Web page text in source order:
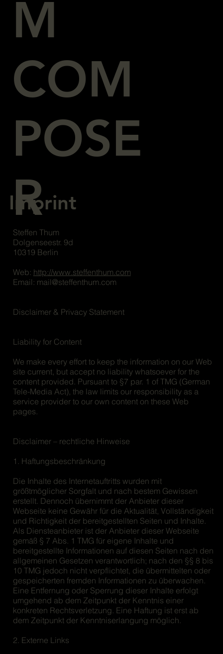
M
COM
POSE
R
Imprint
Steffen Thum
Dolgenseestr. 9d
10319 Berlin​
Web: http://www.steffenthum.com
Email: mail@steffenthum.com
Disclaimer & Privacy Statement
​​Liability for Content​
We make every effort to keep the information on our Web
site current, but accept no liability whatsoever for the
content provided. Pursuant to §7 par. 1 of TMG (German
Tele-Media Act), the law limits our responsibility as a
service provider to our own content on these Web
pages.
​Disclaimer – rechtliche Hinweise
1. Haftungsbeschränkung
Die Inhalte des Internetauftritts wurden mit
größtmöglicher Sorgfalt und nach bestem Gewissen
erstellt. Dennoch übernimmt der Anbieter dieser
Webseite keine Gewähr für die Aktualität, Vollständigkeit
und Richtigkeit der bereitgestellten Seiten und Inhalte.
Als Diensteanbieter ist der Anbieter dieser Webseite
gemäß § 7 Abs. 1 TMG für eigene Inhalte und
bereitgestellte Informationen auf diesen Seiten nach den
allgemeinen Gesetzen verantwortlich; nach den §§ 8 bis
10 TMG jedoch nicht verpflichtet, die übermittelten oder
gespeicherten fremden Informationen zu überwachen.
Eine Entfernung oder Sperrung dieser Inhalte erfolgt
umgehend ab dem Zeitpunkt der Kenntnis einer
konkreten Rechtsverletzung. Eine Haftung ist erst ab
dem Zeitpunkt der Kenntniserlangung möglich.
2. Externe Links